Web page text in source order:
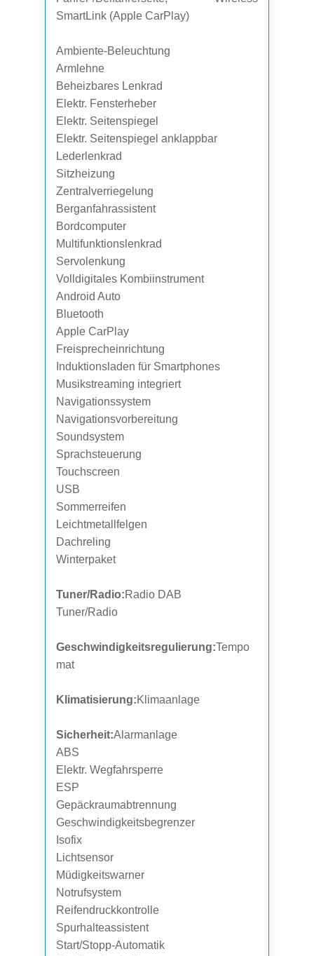
SmartLink (Apple CarPlay)
Ambiente-Beleuchtung
Armlehne
Beheizbares Lenkrad
Elektr. Fensterheber
Elektr. Seitenspiegel
Elektr. Seitenspiegel anklappbar
Lederlenkrad
Sitzheizung
Zentralverriegelung
Berganfahrassistent
Bordcomputer
Multifunktionslenkrad
Servolenkung
Volldigitales Kombiinstrument
Android Auto
Bluetooth
Apple CarPlay
Freisprecheinrichtung
Induktionsladen für Smartphones
Musikstreaming integriert
Navigationssystem
Navigationsvorbereitung
Soundsystem
Sprachsteuerung
Touchscreen
USB
Sommerreifen
Leichtmetallfelgen
Dachreling
Winterpaket
Tuner/Radio:Radio DAB
Tuner/Radio
Geschwindigkeitsregulierung:Tempo
mat
Klimatisierung:Klimaanlage
Sicherheit:Alarmanlage
ABS
Elektr. Wegfahrsperre
ESP
Gepäckraumabtrennung
Geschwindigkeitsbegrenzer
Isofix
Lichtsensor
Müdigkeitswarner
Notrufsystem
Reifendruckkontrolle
Spurhalteassistent
Start/Stopp-Automatik